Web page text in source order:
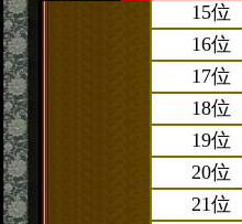
15位
16位
17位
18位
19位
20位
21位